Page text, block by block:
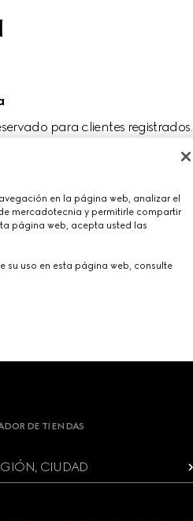
para clientes registrados.
están sujetas a la confirmación del
DE TIENDAS
CIUDAD
en la página web, analizar el
mercadotecnia y permitirle compartir
página web, acepta usted las
su uso en esta página web, consulte